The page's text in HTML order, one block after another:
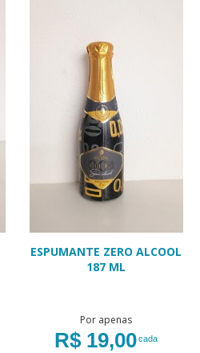
ESPUMANTE ZERO ALCOOL
187 ML
Por apenas
R$ 19,00cada